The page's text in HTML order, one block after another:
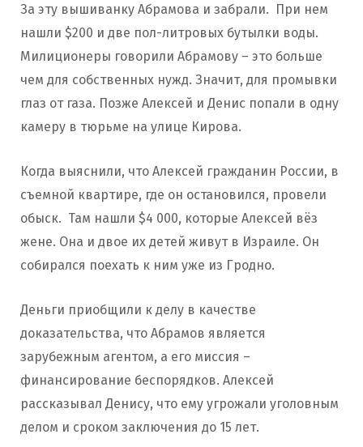
За эту вышиванку Абрамова и забрали. При нем
нашли $200 и две пол-литровых бутылки воды.
Милиционеры говорили Абрамову – это больше
чем для собственных нужд. Значит, для промывки
глаз от газа. Позже Алексей и Денис попали в одну
камеру в тюрьме на улице Кирова.
Когда выяснили, что Алексей гражданин России, в
съемной квартире, где он остановился, провели
обыск. Там нашли $4 000, которые Алексей вёз
жене. Она и двое их детей живут в Израиле. Он
собирался поехать к ним уже из Гродно.
Деньги приобщили к делу в качестве
доказательства, что Абрамов является
зарубежным агентом, а его миссия –
финансирование беспорядков. Алексей
рассказывал Денису, что ему угрожали уголовным
делом и сроком заключения до 15 лет.